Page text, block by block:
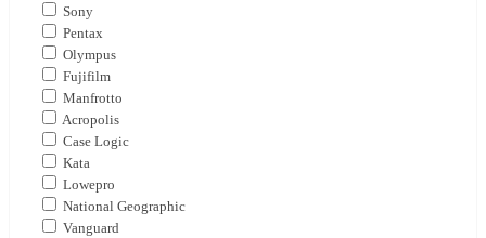
Sony
Pentax
Olympus
Fujifilm
Manfrotto
Acropolis
Case Logic
Kata
Lowepro
National Geographic
Vanguard